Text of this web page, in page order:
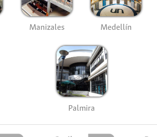
Manizales Medellín
Palmira